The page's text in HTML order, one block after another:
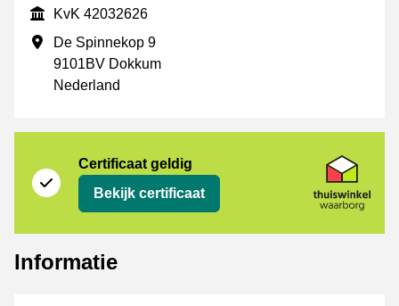
KvK
KvK 42032626
Vestigingsadres
De Spinnekop 9
9101BV Dokkum
Nederland
Certificaat geldig
Bekijk certificaat
Informatie